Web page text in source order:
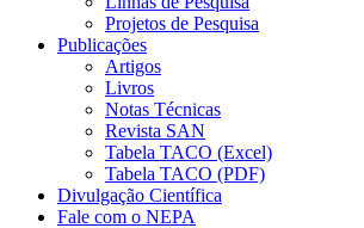
Projetos de Pesquisa
Publicações
Artigos
Livros
Notas Técnicas
Revista SAN
Tabela TACO (Excel)
Tabela TACO (PDF)
Divulgação Científica
Fale com o NEPA